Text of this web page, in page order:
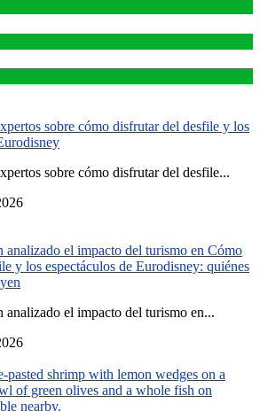
sobre cómo disfrutar del desfile y los
sobre cómo disfrutar del desfile...
analizado el impacto del turismo en Cómo
y los espectáculos de Eurodisney: quiénes
analizado el impacto del turismo en...